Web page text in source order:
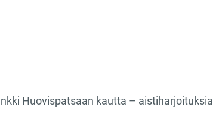
Huovispatsaan kautta – aistiharjoituksia